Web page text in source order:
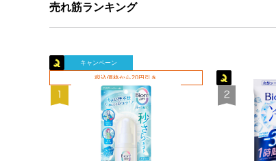
売れ筋ランキング
キャンペーン
税込価格から20円引き